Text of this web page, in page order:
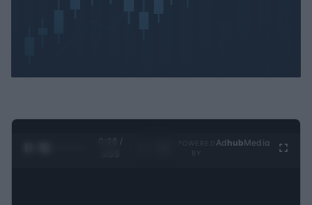
0:29 /
Ad hubMedia